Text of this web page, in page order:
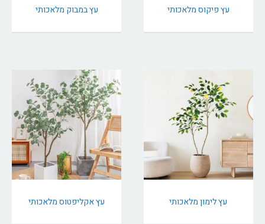
עץ פיקוס מלאכותי עץ במבוק מלאכותי
עץ לימון מלאכותי עץ אקליפטוס מלאכותי